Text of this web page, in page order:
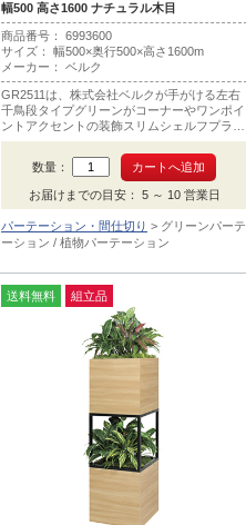
幅500 高さ1600 ナチュラル木目
商品番号： 6993600
サイズ： 幅500×奥行500×高さ1600m
メーカー： ベルク
GR2511は、株式会社ベルクが手がける左右
千鳥段タイプグリーンがコーナーやワンポイ
ントアクセントの装飾スリムシェルフプラン
ターで色はナチュラル木目です。
数量：
お届けまでの目安： 5 ～ 10 営業日
パーテーション・間仕切り
グリーンパーテ
ーション / 植物パーテーション
送料無料 組立品